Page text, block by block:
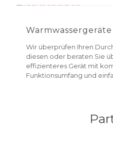
Warmwassergeräte
Wir überprüfen Ihren
diesen oder beraten Sie
effizienteres Gerät mit
Funktionsumfang und